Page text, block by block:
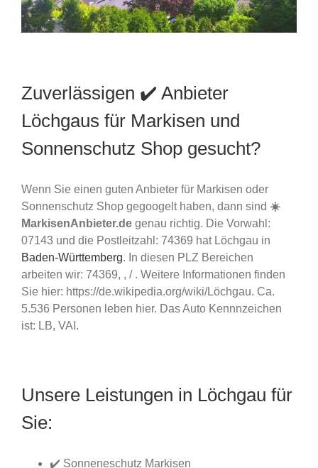
Zuverlässigen ✔️ Anbieter
Löchgaus für Markisen und
Sonnenschutz Shop gesucht?
Wenn Sie einen guten Anbieter für Markisen oder
Sonnenschutz Shop gegoogelt haben, dann sind ☀️
MarkisenAnbieter.de genau richtig. Die Vorwahl:
07143 und die Postleitzahl: 74369 hat Löchgau in
Baden-Württemberg. In diesen PLZ Bereichen
arbeiten wir: 74369, , / . Weitere Informationen finden
Sie hier: https://de.wikipedia.org/wiki/Löchgau. Ca.
5.536 Personen leben hier. Das Auto Kennnzeichen
ist: LB, VAI.
Unsere Leistungen in Löchgau für
Sie:
✔️ Sonneneschutz Markisen